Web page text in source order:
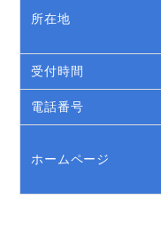
所在地
受付時間
電話番号
ホームページ